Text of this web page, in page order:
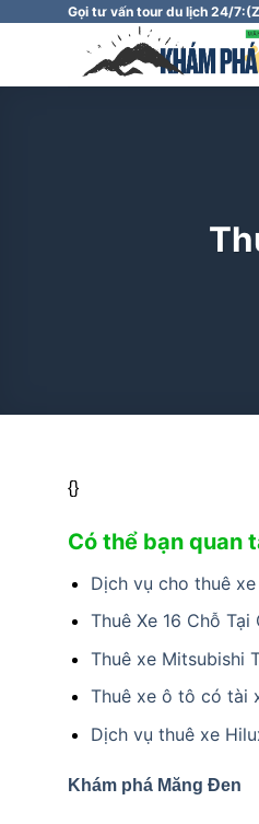
Gọi tư vấn tour du lịch 24/7:
{}
Có thể bạn quan
Dịch vụ cho thuê
Thuê Xe 16 Chỗ
Thuê xe Mitsubishi
Thuê xe ô tô có tài
Dịch vụ thuê xe
Khám phá Măng Đen